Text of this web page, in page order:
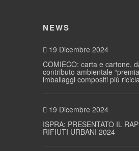
NEWS
19 Dicembre 2024
COMIECO: carta e cartone,
contributo ambientale
imballaggi compositi più
19 Dicembre 2024
ISPRA: PRESENTATO IL
RIFIUTI URBANI 2024